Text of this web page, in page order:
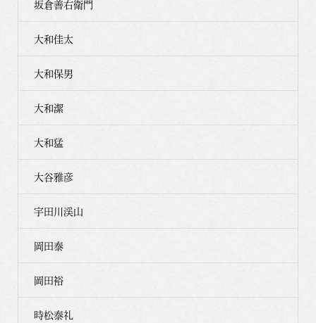
坂倉善右衛門
大和佳太
大和保男
大和潔
大和猛
大谷雅彦
宇田川渓山
岡田泰
岡田裕
時松泰礼